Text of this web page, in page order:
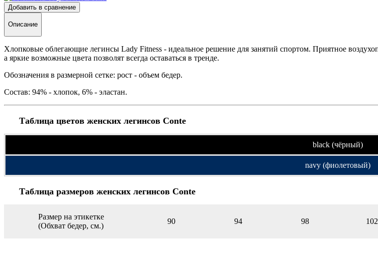
Добавить в сравнение
Описание
Хлопковые облегающие легинсы Lady Fitness - идеальное решение для занятий спортом. Приятное
а яркие возможные цвета позволят всегда оставаться в тренде.
Обозначения в размерной сетке: рост - объем бедер.
Состав: 94% - хлопок, 6% - эластан.
Таблица цветов женских легинсов Conte
black (чёрный)
navy (фиолетовый)
Таблица размеров женских легинсов Conte
Pазмер на этикетке
(Обхват бедер, см.)
90 94 98 102